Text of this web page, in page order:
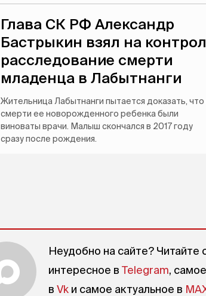
Глава СК РФ Александр
Бастрыкин взял на
расследование смерти
младенца в Лабытнанги
Жительница Лабытнанги пытается доказать, что
смерти ее новорожденного ребенка были
виноваты врачи. Малыш скончался в 2017 году
сразу после рождения.
Неудобно на сайте? Читайте
интересное в Telegram,
в Vk и самое актуальное в